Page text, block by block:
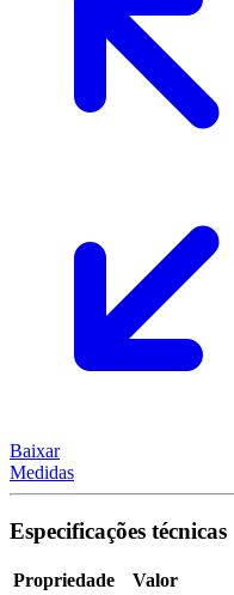
Baixar
Medidas
Especificações técnicas
Propriedade
Valor